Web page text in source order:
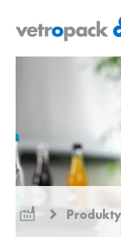
domovskú
obsah
kontakt